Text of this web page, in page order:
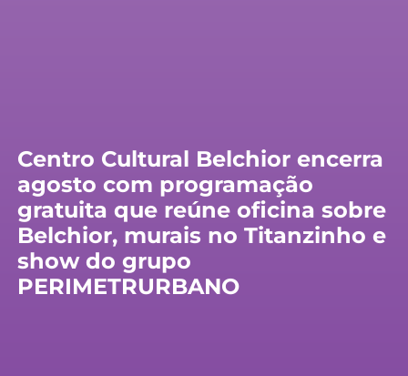
Centro Cultural Belchior encerra
agosto com programação
gratuita que reúne oficina sobre
Belchior, murais no Titanzinho e
show do grupo
PERIMETRURBANO